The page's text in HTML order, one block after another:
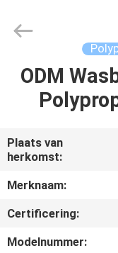
THUIS
VIDEOS
OVER
ONS
Infant
products
Reserved.ODM
Plaats van
herkomst:
Merknaam:
Certificering:
Modelnummer: